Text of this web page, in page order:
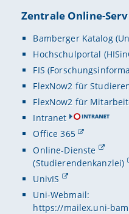
Zentrale Online-
Bamberger Katalog
Hochschulportal
FIS
FlexNow2 für
FlexNow2 für
Intranet
Office 365
Online-Dienste
(Studierendenkanzlei)
UnivIS
Uni-Webmail:
https://mailex.uni-